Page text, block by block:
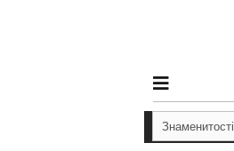
Знаменитості